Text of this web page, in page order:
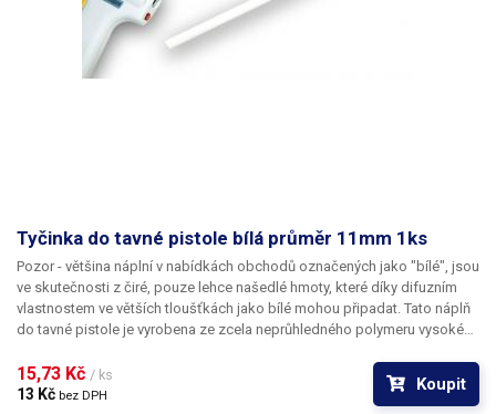
Tyčinka do tavné pistole bílá průměr 11mm 1ks
Pozor - většina náplní v nabídkách obchodů označených jako "bílé", jsou
ve skutečnosti z čiré, pouze lehce našedlé hmoty, které díky difuzním
vlastnostem ve větších tloušťkách jako bílé mohou připadat. Tato náplň
do tavné pistole je vyrobena ze zcela neprůhledného polymeru vysoké
15,73 Kč / ks
13 Kč bez DPH
Koupit